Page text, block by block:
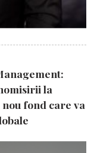
la
fond care va